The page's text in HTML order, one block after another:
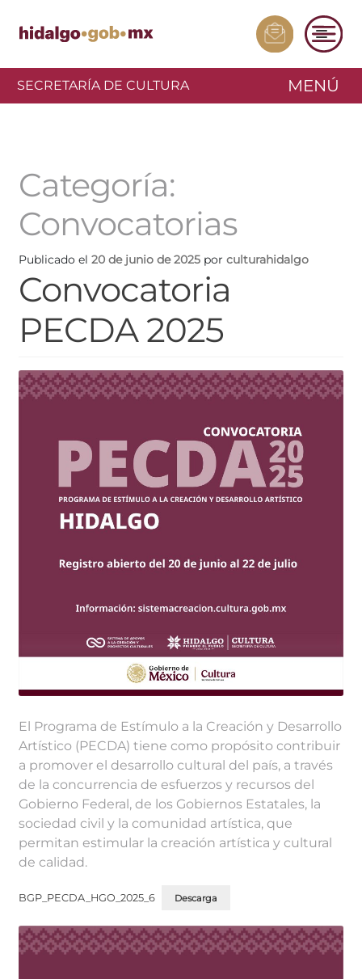
SECRETARÍA DE CULTURA MENÚ
Categoría:
Convocatorias
Publicado el 20 de junio de 2025 por culturahidalgo
Convocatoria
PECDA 2025
El Programa de Estímulo a la Creación y Desarrollo
Artístico (PECDA) tiene como propósito contribuir
a promover el desarrollo cultural del país, a través
de la concurrencia de esfuerzos y recursos del
Gobierno Federal, de los Gobiernos Estatales, la
sociedad civil y la comunidad artística, que
permitan estimular la creación artística y cultural
de calidad.
BGP_PECDA_HGO_2025_6 Descarga